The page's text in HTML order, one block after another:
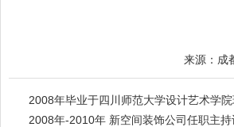
来源：
2008年毕业于四川师范大学设计艺术学
2008年-2010年 新空间装饰公司任职主持